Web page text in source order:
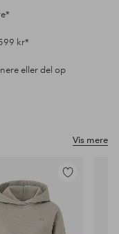
kr*
eller del op
Vis mere
Tilføj
favoritter